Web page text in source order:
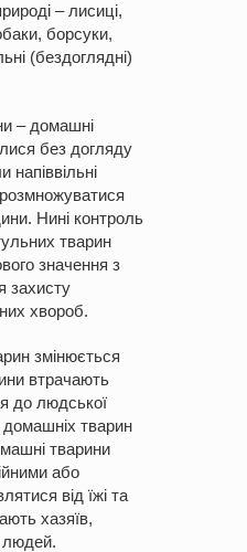
– лисиці,
борсуки,
(бездоглядні)
– домашні
без догляду
Нині контроль
тварин
значення з
захисту
хвороб.
змінюється
втрачають
до людської
тварин
тварини
або
від їжі та
хазяїв,
людей.